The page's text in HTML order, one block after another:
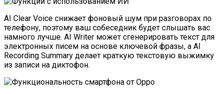
AI Clear Voice снижает фоновый шум при разговорах по
телефону, поэтому ваш собеседник будет слышать вас
намного лучше. AI Writer может сгенерировать текст для
электронных писем на основе ключевой фразы, а AI
Recording Summary делает краткую текстовую выжимку
из записи на диктофон.